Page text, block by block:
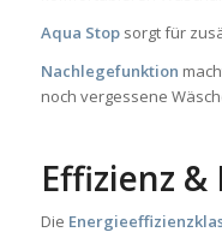
Aqua Stopsorgt für
Nachlegefunktion
noch vergessene
Effizienz &
Die